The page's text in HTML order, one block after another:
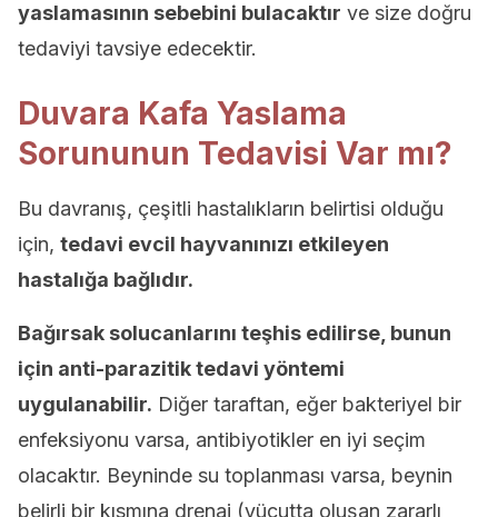
yaslamasının sebebini bulacaktır ve size doğru
tedaviyi tavsiye edecektir.
Duvara Kafa Yaslama
Sorununun Tedavisi Var mı?
Bu davranış, çeşitli hastalıkların belirtisi olduğu
için, tedavi evcil hayvanınızı etkileyen
hastalığa bağlıdır.
Bağırsak solucanlarını teşhis edilirse, bunun
için anti-parazitik tedavi yöntemi
uygulanabilir. Diğer taraftan, eğer bakteriyel bir
enfeksiyonu varsa, antibiyotikler en iyi seçim
olacaktır. Beyninde su toplanması varsa, beynin
belirli bir kısmına drenaj (vücutta oluşan zararlı